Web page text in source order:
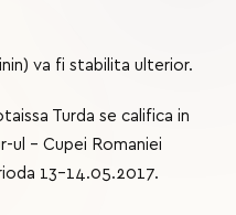
va fi stabilita ulterior.
Turda se califica in
ul - Cupei Romaniei
13-14.05.2017.